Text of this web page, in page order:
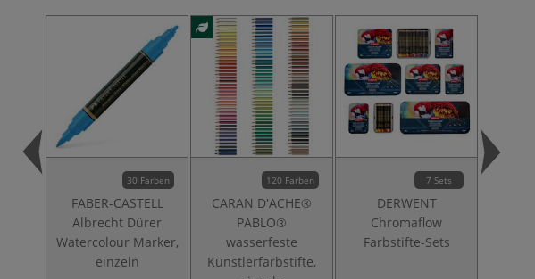
30 Farben
FABER-CASTELL
Albrecht Dürer
Watercolour Marker,
einzeln
120 Farben
CARAN D'ACHE®
PABLO®
wasserfeste
Künstlerfarbstifte,
7 Sets
DERWENT
Chromaflow
Farbstifte-Sets